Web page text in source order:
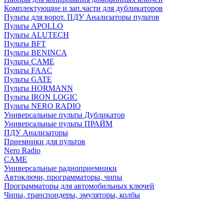
Комплектующие и зап.части для дубликаторов
Пульты для ворот. ПДУ Анализаторы пультов
Пульты APOLLO
Пульты ALUTECH
Пульты BFT
Пульты BENINCA
Пульты CAME
Пульты FAAC
Пульты GATE
Пульты HORMANN
Пульты IRON LOGIC
Пульты NERO RADIO
Универсальные пульты Дубликатор
Универсальные пульты ПРАЙМ
ПДУ Анализаторы
Приемники для пультов
Nero Radio
CAME
Универсальные радиоприемники
Автоключи, программаторы, чипы
Программаторы для автомобильных ключей
Чипы, транспондеры, эмуляторы, колбы